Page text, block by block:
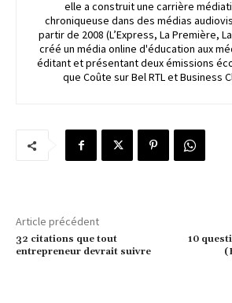
elle a construit une carrière
chroniqueuse dans des médias
partir de 2008 (L’Express, La Première,
créé un média online d'éducation aux
éditant et présentant deux émissions
que Coûte sur Bel RTL et Business
Article précédent
32 citations que tout
entrepreneur devrait suivre
10